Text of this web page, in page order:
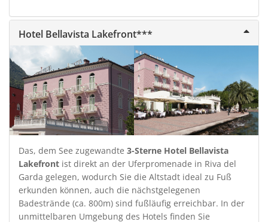
Hotel Bellavista Lakefront***
Das, dem See zugewandte 3-Sterne Hotel Bellavista
Lakefront ist direkt an der Uferpromenade in Riva del
Garda gelegen, wodurch Sie die Altstadt ideal zu Fuß
erkunden können, auch die nächstgelegenen
Badestrände (ca. 800m) sind fußläufig erreichbar. In der
unmittelbaren Umgebung des Hotels finden Sie